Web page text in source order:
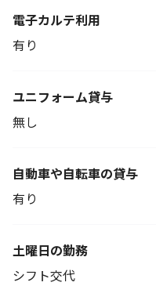
電子カルテ利用
有り
ユニフォーム貸与
無し
自動車や自転車の貸与
有り
土曜日の勤務
シフト交代